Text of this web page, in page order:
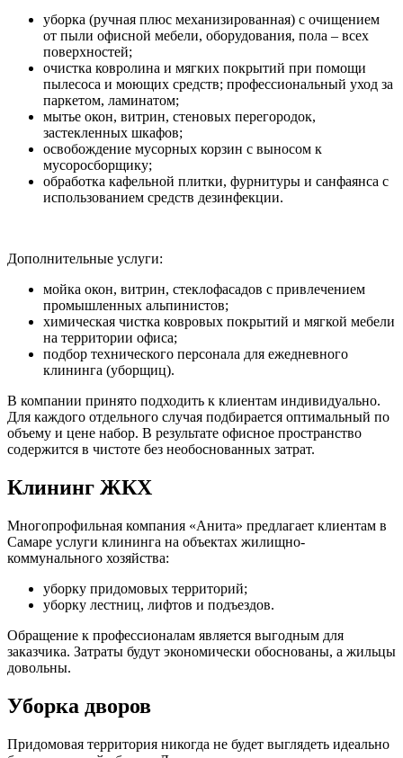
уборка (ручная плюс механизированная) с очищением
от пыли офисной мебели, оборудования, пола – всех
поверхностей;
очистка ковролина и мягких покрытий при помощи
пылесоса и моющих средств; профессиональный уход за
паркетом, ламинатом;
мытье окон, витрин, стеновых перегородок,
застекленных шкафов;
освобождение мусорных корзин с выносом к
мусоросборщику;
обработка кафельной плитки, фурнитуры и санфаянса с
использованием средств дезинфекции.
Дополнительные услуги:
мойка окон, витрин, стеклофасадов с привлечением
промышленных альпинистов;
химическая чистка ковровых покрытий и мягкой мебели
на территории офиса;
подбор технического персонала для ежедневного
клининга (уборщиц).
В компании принято подходить к клиентам индивидуально.
Для каждого отдельного случая подбирается оптимальный по
объему и цене набор. В результате офисное пространство
содержится в чистоте без необоснованных затрат.
Клининг ЖКХ
Многопрофильная компания «Анита» предлагает клиентам в
Самаре услуги клининга на объектах жилищно-
коммунального хозяйства:
уборку придомовых территорий;
уборку лестниц, лифтов и подъездов.
Обращение к профессионалам является выгодным для
заказчика. Затраты будут экономически обоснованы, а жильцы
довольны.
Уборка дворов
Придомовая территория никогда не будет выглядеть идеально